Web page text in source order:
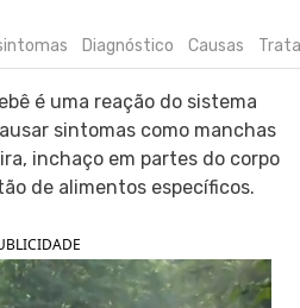
NAS REDES SOCIAIS
Diagnóstico Causas
é uma reação do sistema
sintomas como manchas
inchaço em partes do corpo
de alimentos específicos.